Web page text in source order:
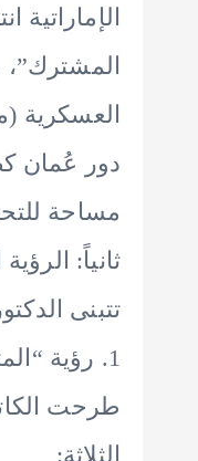
المشترك”،
العسكرية
دور عُمان
مساحة
ثانياً:
تتبنى
1. رؤية “المثلث الاستراتيجي”:
طرحت
الثلاثة: